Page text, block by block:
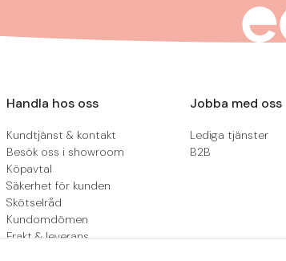
Handla hos oss
Kundtjänst & kontakt
Besök oss i showroom
Köpavtal
Säkerhet för kunden
Skötselråd
Kundomdömen
Frakt & leverans
Jobba med oss
Lediga tjänster
B2B